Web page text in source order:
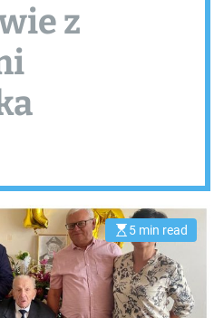
z
E
s
t
i
m
a
t
5 min read